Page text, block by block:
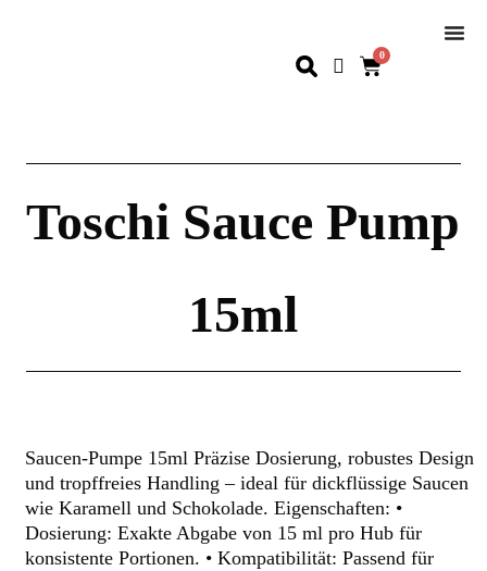
0
Toschi Sauce Pump
15ml
Saucen-Pumpe 15ml Präzise Dosierung, robustes Design
und tropffreies Handling – ideal für dickflüssige Saucen
wie Karamell und Schokolade. Eigenschaften: •
Dosierung: Exakte Abgabe von 15 ml pro Hub für
konsistente Portionen. • Kompatibilität: Passend für